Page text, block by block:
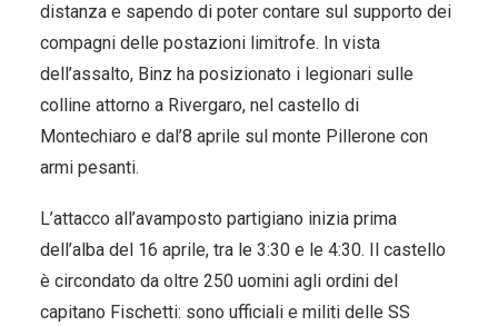
distanza e sapendo di poter contare sul supporto dei
compagni delle postazioni limitrofe. In vista
dell’assalto, Binz ha posizionato i legionari sulle
colline attorno a Rivergaro, nel castello di
Montechiaro e dal’8 aprile sul monte Pillerone con
armi pesanti.
L’attacco all’avamposto partigiano inizia prima
dell’alba del 16 aprile, tra le 3:30 e le 4:30. Il castello
è circondato da oltre 250 uomini agli ordini del
capitano Fischetti: sono ufficiali e militi delle SS